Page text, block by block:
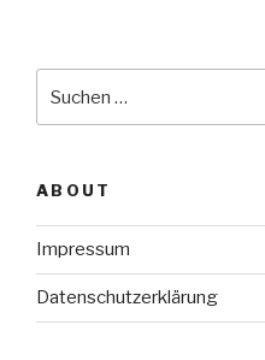
ABOUT
Impressum
Datenschutzerklärung